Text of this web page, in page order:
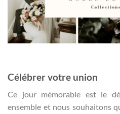
Célébrer votre union
Ce jour mémorable est le
ensemble et nous souhaitons